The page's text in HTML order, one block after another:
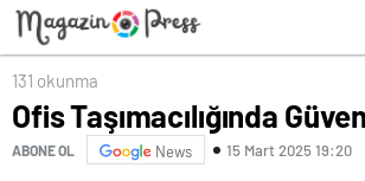
131 okunma
Ofis Taşımacılığında
ABONE OL News 15 Mart 2025 19:20
illerde yer alıyor?